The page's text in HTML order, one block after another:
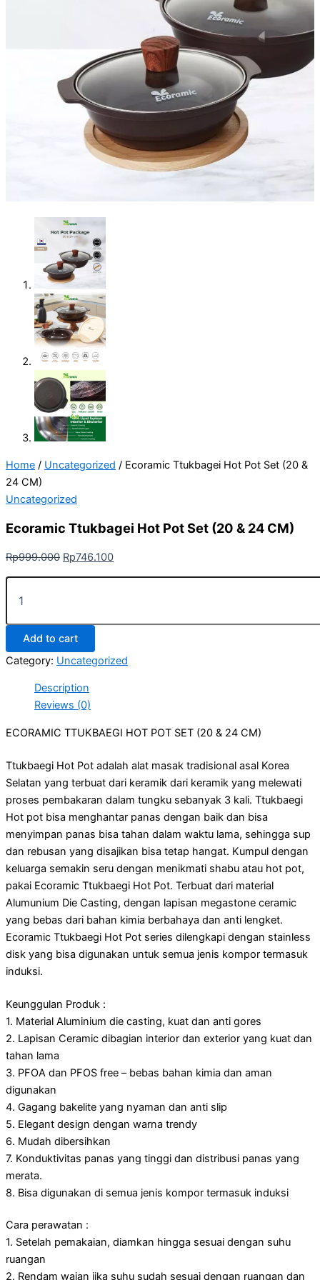
Home / Uncategorized / Ecoramic Ttukbagei Hot Pot Set (20 &
24 CM)
Uncategorized
Ecoramic Ttukbagei Hot Pot Set (20 & 24 CM)
Rp999.000 Rp746.100
Add to cart
Category: Uncategorized
Description
Reviews (0)
ECORAMIC TTUKBAEGI HOT POT SET (20 & 24 CM)
Ttukbaegi Hot Pot adalah alat masak tradisional asal Korea
Selatan yang terbuat dari keramik dari keramik yang melewati
proses pembakaran dalam tungku sebanyak 3 kali. Ttukbaegi
Hot pot bisa menghantar panas dengan baik dan bisa
menyimpan panas bisa tahan dalam waktu lama, sehingga sup
dan rebusan yang disajikan bisa tetap hangat. Kumpul dengan
keluarga semakin seru dengan menikmati shabu atau hot pot,
pakai Ecoramic Ttukbaegi Hot Pot. Terbuat dari material
Alumunium Die Casting, dengan lapisan megastone ceramic
yang bebas dari bahan kimia berbahaya dan anti lengket.
Ecoramic Ttukbaegi Hot Pot series dilengkapi dengan stainless
disk yang bisa digunakan untuk semua jenis kompor termasuk
induksi.
Keunggulan Produk :
1. Material Aluminium die casting, kuat dan anti gores
2. Lapisan Ceramic dibagian interior dan exterior yang kuat dan
tahan lama
3. PFOA dan PFOS free – bebas bahan kimia dan aman
digunakan
4. Gagang bakelite yang nyaman dan anti slip
5. Elegant design dengan warna trendy
6. Mudah dibersihkan
7. Konduktivitas panas yang tinggi dan distribusi panas yang
merata.
8. Bisa digunakan di semua jenis kompor termasuk induksi
Cara perawatan :
1. Setelah pemakaian, diamkan hingga sesuai dengan suhu
ruangan
2. Rendam wajan jika suhu sudah sesuai dengan ruangan dan